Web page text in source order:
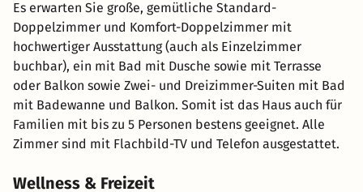
Es erwarten Sie große, gemütliche Standard-
Doppelzimmer und Komfort-Doppelzimmer mit
hochwertiger Ausstattung (auch als Einzelzimmer
buchbar), ein mit Bad mit Dusche sowie mit Terrasse
oder Balkon sowie Zwei- und Dreizimmer-Suiten mit Bad
mit Badewanne und Balkon. Somit ist das Haus auch für
Familien mit bis zu 5 Personen bestens geeignet. Alle
Zimmer sind mit Flachbild-TV und Telefon ausgestattet.
Wellness & Freizeit